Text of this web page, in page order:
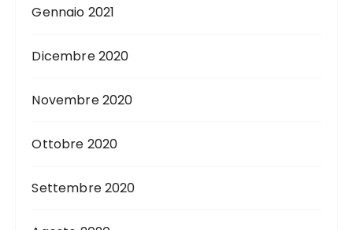
Gennaio 2021
Dicembre 2020
Novembre 2020
Ottobre 2020
Settembre 2020